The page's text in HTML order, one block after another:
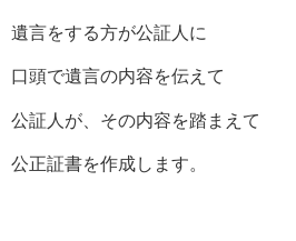
遺言をする方が公証人に
口頭で遺言の内容を伝えて
公証人が、その内容を踏まえて
公正証書を作成します。